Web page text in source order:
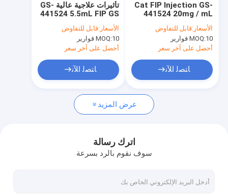
اطلب اقتباس
ثلاثي ببتيد النحاس 1
مسحوق الفيناستيريد
مياه باك
تأثيرات علاجية عالية GS-
441524 5.5mL FIP GS
441524 للقطط FIPV
الأسعار:قابل للتفاوض
MOQ:10 قوارير
أحصل على آخر سعر
ﺎﺘﺼﻟ ﺍﻶﻧ
Cat FIP ​​Injection GS-
441524 20mg / mL
5.5mL CAS 1191237-
69-0
الأسعار:قابل للتفاوض
MOQ:10 قوارير
أحصل على آخر سعر
ﺎﺘﺼﻟ ﺍﻶﻧ
عرض المزيد
اترك رسالة
سوف نقوم بالرد بسرعة